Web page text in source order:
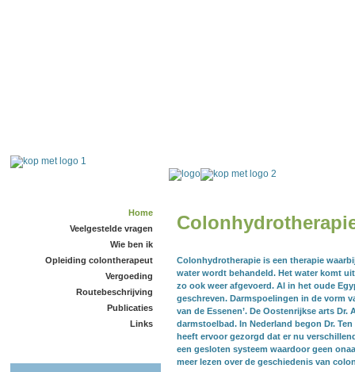
Home
Veelgestelde vragen
Wie ben ik
Opleiding colontherapeut
Vergoeding
Routebeschrijving
Publicaties
Links
Colonhydrotherapie is een therapie
water wordt behandeld. Het water komt
zo ook weer afgevoerd. Al in het oude
geschreven. Darmspoelingen in de vorm
van de Essenen’. De Oostenrijkse arts
darmstoelbad. In Nederland begon Dr.
heeft ervoor gezorgd dat er nu
een gesloten systeem waardoor geen
meer lezen over de geschiedenis van